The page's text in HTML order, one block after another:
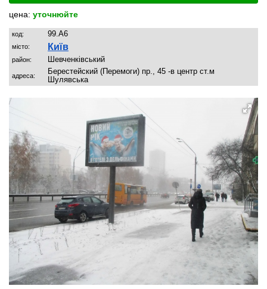
цена: уточнюйте
код: 99.A6
місто: Київ
район: Шевченківський
адреса:
Берестейский (Перемоги) пр., 45 -в центр ст.м
Шулявська